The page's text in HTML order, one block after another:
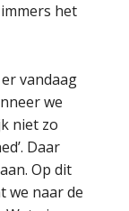
het
vandaag
we
niet zo
Daar
Op dit
we naar de